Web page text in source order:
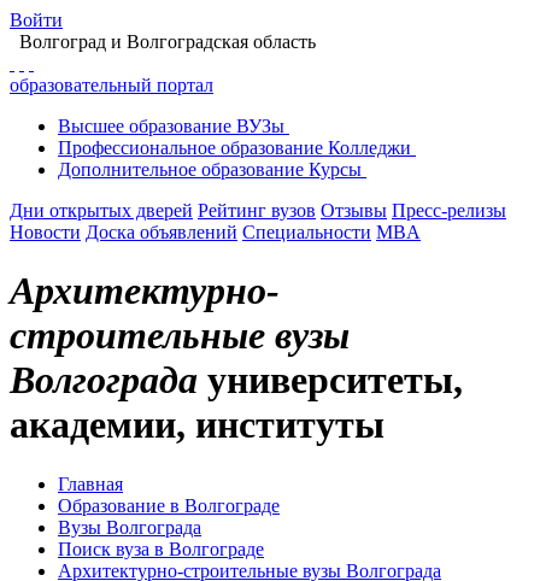
Войти
Волгоград и Волгоградская область
образовательный портал
Высшее образование ВУЗы
Профессиональное образование Колледжи
Дополнительное образование Курсы
Дни открытых дверей Рейтинг вузов Отзывы Пресс-релизы
Новости Доска объявлений Специальности MBA
Архитектурно-
строительные вузы
Волгограда университеты,
академии, институты
Главная
Образование в Волгограде
Вузы Волгограда
Поиск вуза в Волгограде
Архитектурно-строительные вузы Волгограда